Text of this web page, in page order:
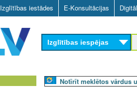
Skip
to
main
content
Izglītības iestādes E-Konsultācijas
Izglītības iespējas
Notīrīt meklētos vārdus